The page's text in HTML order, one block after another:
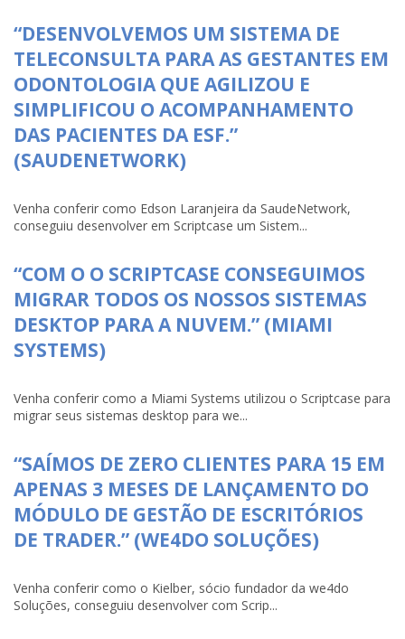
“DESENVOLVEMOS UM SISTEMA DE
TELECONSULTA PARA AS GESTANTES EM
ODONTOLOGIA QUE AGILIZOU E
SIMPLIFICOU O ACOMPANHAMENTO
DAS PACIENTES DA ESF.”
(SAUDENETWORK)
Venha conferir como Edson Laranjeira da SaudeNetwork,
conseguiu desenvolver em Scriptcase um Sistem...
“COM O O SCRIPTCASE CONSEGUIMOS
MIGRAR TODOS OS NOSSOS SISTEMAS
DESKTOP PARA A NUVEM.” (MIAMI
SYSTEMS)
Venha conferir como a Miami Systems utilizou o Scriptcase para
migrar seus sistemas desktop para we...
“SAÍMOS DE ZERO CLIENTES PARA 15 EM
APENAS 3 MESES DE LANÇAMENTO DO
MÓDULO DE GESTÃO DE ESCRITÓRIOS
DE TRADER.” (WE4DO SOLUÇÕES)
Venha conferir como o Kielber, sócio fundador da we4do
Soluções, conseguiu desenvolver com Scrip...